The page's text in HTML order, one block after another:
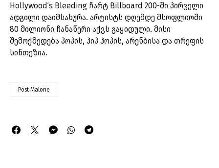
Hollywood’s Bleeding ჩარტ Billboard 200-ში პირველი
ადგილი დაიმსახურა. არტისტს დღემდე მსოფლიოში
80 მილიონი ჩანაწერი აქვს გაყიდული. მისი
შემოქმედება პოპის, ჰიპ ჰოპის, არენბისა და თრეფის
სინთეზია.
Post Malone